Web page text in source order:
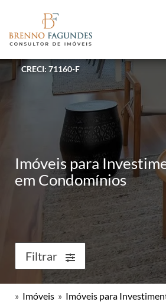
CRECI: 71160-F
Imóveis para
em Condomínios
Filtrar
» Imóveis » Imóveis para